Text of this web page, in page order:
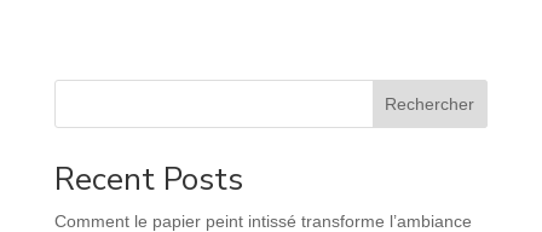
Rechercher
Recent Posts
Comment le papier peint intissé transforme l’ambiance